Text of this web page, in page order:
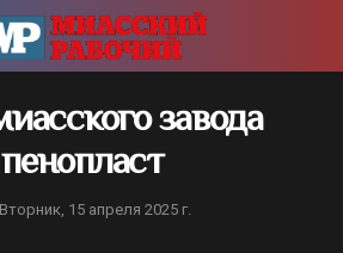
завода
Вторник, 15 апреля 2025 г.